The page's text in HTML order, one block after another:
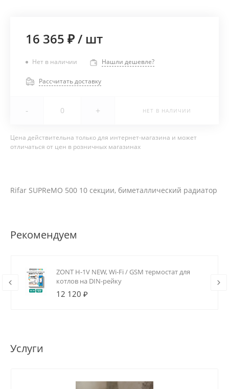
16 365 ₽/ шт
Нет в наличии Нашли дешевле?
Рассчитать доставку
- + НЕТ В НАЛИЧИИ
Цена действительна только для интернет-магазина и может
отличаться от цен в розничных магазинах
Rifar SUPReMO 500 10 секции, биметаллический радиатор
Рекомендуем
ZONT H-1V NEW, Wi-Fi / GSM термостат для
котлов на DIN-рейку
12 120 ₽
Услуги